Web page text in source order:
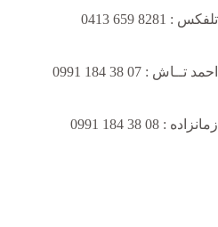
تلفکس : 8281 659 0413
احمد تــاش : 07 38 184 0991
زمانزاده : 08 38 184 0991